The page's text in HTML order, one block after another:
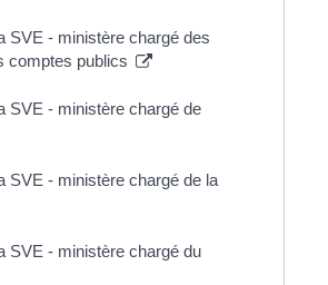
SVE - ministère chargé des
comptes publics
SVE - ministère chargé de
SVE - ministère chargé de la
SVE - ministère chargé du